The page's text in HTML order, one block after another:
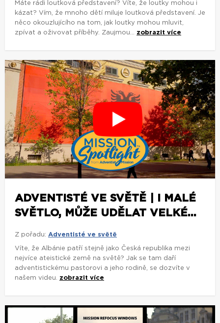
Máte rádi loutková představení? Víte, že loutky mohou i
kázat? Vím, že mnoho dětí miluje loutková představení. Je
něco okouzlujícího na tom, jak loutky mohou mluvit,
zpívat a oživovat příběhy. Zaujmou... zobrazit více
ADVENTISTÉ VE SVĚTĚ | I MALÉ
SVĚTLO, MŮŽE UDĚLAT VELKÉ...
Z pořadu: Adventisté ve světě
Víte, že Albánie patří stejně jako Česká republika mezi
nejvíce ateistické země na světě? Jak se tam daří
adventistickému pastorovi a jeho rodině, se dozvíte v
našem videu. zobrazit více